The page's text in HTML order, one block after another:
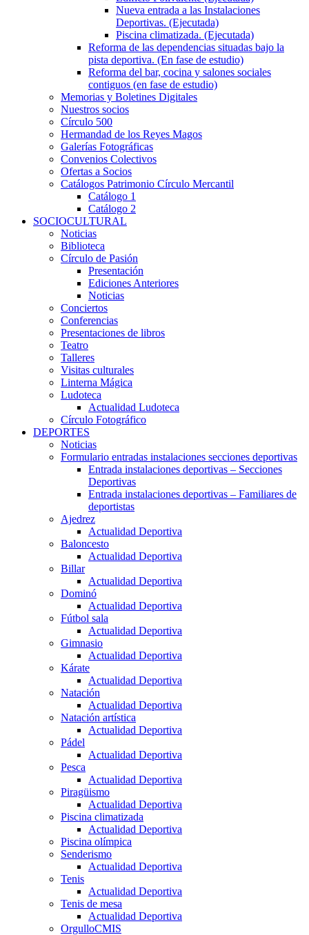
Nueva entrada a las Instalaciones
Deportivas. (Ejecutada)
Piscina climatizada. (Ejecutada)
Reforma de las dependencias situadas bajo la
pista deportiva. (En fase de estudio)
Reforma del bar, cocina y salones sociales
contiguos (en fase de estudio)
Memorias y Boletines Digitales
Nuestros socios
Círculo 500
Hermandad de los Reyes Magos
Galerías Fotográficas
Convenios Colectivos
Ofertas a Socios
Catálogos Patrimonio Círculo Mercantil
Catálogo 1
Catálogo 2
SOCIOCULTURAL
Noticias
Biblioteca
Círculo de Pasión
Presentación
Ediciones Anteriores
Noticias
Conciertos
Conferencias
Presentaciones de libros
Teatro
Talleres
Visitas culturales
Linterna Mágica
Ludoteca
Actualidad Ludoteca
Círculo Fotográfico
DEPORTES
Noticias
Formulario entradas instalaciones secciones deportivas
Entrada instalaciones deportivas – Secciones
Deportivas
Entrada instalaciones deportivas – Familiares de
deportistas
Ajedrez
Actualidad Deportiva
Baloncesto
Actualidad Deportiva
Billar
Actualidad Deportiva
Dominó
Actualidad Deportiva
Fútbol sala
Actualidad Deportiva
Gimnasio
Actualidad Deportiva
Kárate
Actualidad Deportiva
Natación
Actualidad Deportiva
Natación artística
Actualidad Deportiva
Pádel
Actualidad Deportiva
Pesca
Actualidad Deportiva
Piragüismo
Actualidad Deportiva
Piscina climatizada
Actualidad Deportiva
Piscina olímpica
Senderismo
Actualidad Deportiva
Tenis
Actualidad Deportiva
Tenis de mesa
Actualidad Deportiva
OrgulloCMIS